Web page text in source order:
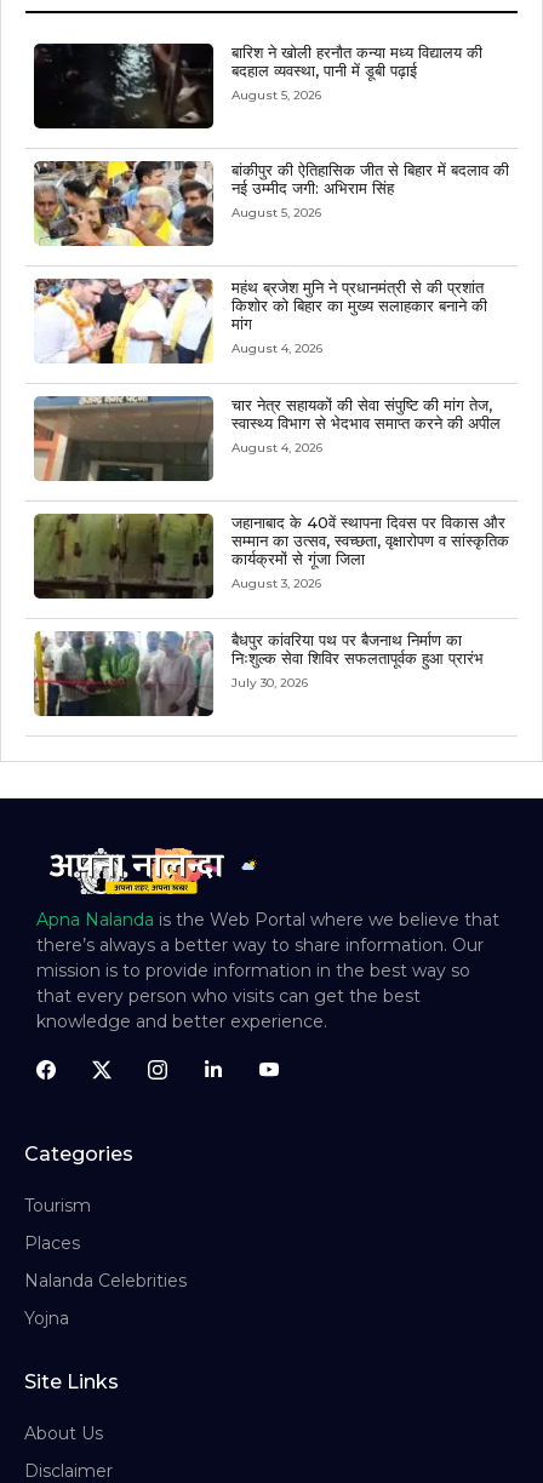
बारिश ने खोली हरनौत कन्या मध्य विद्यालय की
बदहाल व्यवस्था, पानी में डूबी पढ़ाई
August 5, 2026
बांकीपुर की ऐतिहासिक जीत से बिहार में बदलाव की
नई उम्मीद जगी: अभिराम सिंह
August 5, 2026
महंथ ब्रजेश मुनि ने प्रधानमंत्री से की प्रशांत
किशोर को बिहार का मुख्य सलाहकार बनाने की
मांग
August 4, 2026
चार नेत्र सहायकों की सेवा संपुष्टि की मांग तेज,
स्वास्थ्य विभाग से भेदभाव समाप्त करने की अपील
August 4, 2026
जहानाबाद के 40वें स्थापना दिवस पर विकास और
सम्मान का उत्सव, स्वच्छता, वृक्षारोपण व सांस्कृतिक
कार्यक्रमों से गूंजा जिला
August 3, 2026
बैधपुर कांवरिया पथ पर बैजनाथ निर्माण का
निःशुल्क सेवा शिविर सफलतापूर्वक हुआ प्रारंभ
July 30, 2026
Apna Nalanda is the Web Portal where we believe that
there’s always a better way to share information. Our
mission is to provide information in the best way so
that every person who visits can get the best
knowledge and better experience.
Categories
Tourism
Places
Nalanda Celebrities
Yojna
Site Links
About Us
Disclaimer